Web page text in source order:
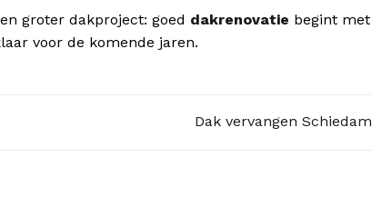
groter dakproject: goed dakrenovatie begint met
voor de komende jaren.
Dak vervangen Schiedam